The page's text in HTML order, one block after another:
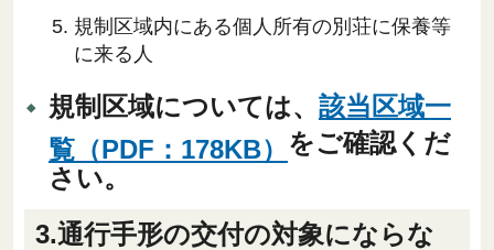
規制区域内にある個人所有の別荘に保養等
に来る人
規制区域については、 該当区域一
覧（PDF：178KB） をご確認くだ
さい。
3.通行手形の交付の対象にならな